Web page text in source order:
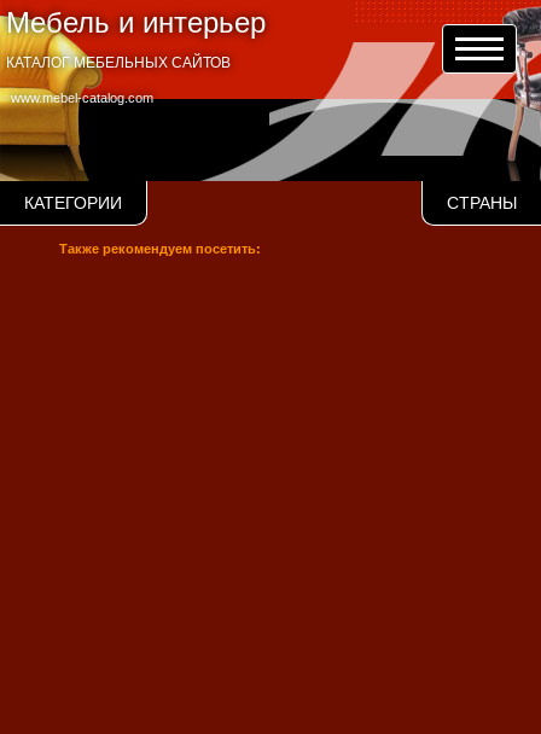
Мебель и интерьер
www.mebel-catalog.com
КАТАЛОГ МЕБЕЛЬНЫХ САЙТОВ
КАТЕГОРИИ СТРАНЫ
Также рекомендуем посетить: